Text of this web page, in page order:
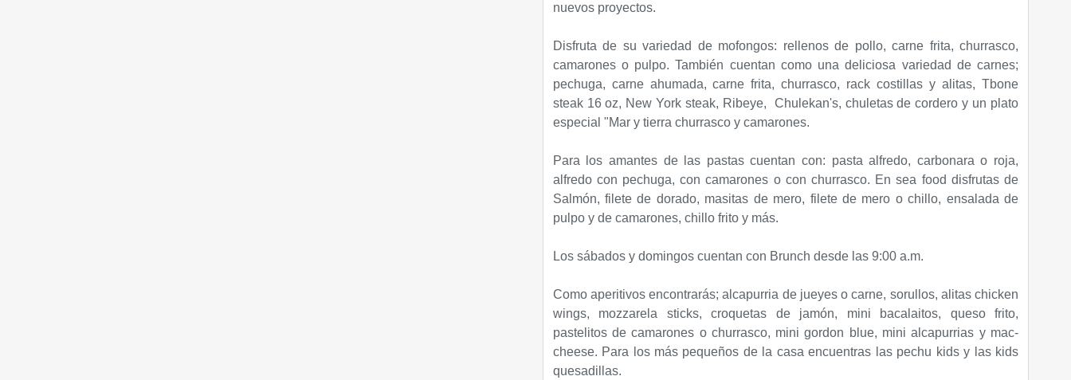
nuevos proyectos.
Disfruta de su variedad de mofongos: rellenos de pollo, carne frita, churrasco,
camarones o pulpo. También cuentan como una deliciosa variedad de carnes;
pechuga, carne ahumada, carne frita, churrasco, rack costillas y alitas, Tbone
steak 16 oz, New York steak, Ribeye, Chulekan's, chuletas de cordero y un plato
especial "Mar y tierra churrasco y camarones.
Para los amantes de las pastas cuentan con: pasta alfredo, carbonara o roja,
alfredo con pechuga, con camarones o con churrasco. En sea food disfrutas de
Salmón, filete de dorado, masitas de mero, filete de mero o chillo, ensalada de
pulpo y de camarones, chillo frito y más.
Los sábados y domingos cuentan con Brunch desde las 9:00 a.m.
Como aperitivos encontrarás; alcapurria de jueyes o carne, sorullos, alitas chicken
wings, mozzarela sticks, croquetas de jamón, mini bacalaitos, queso frito,
pastelitos de camarones o churrasco, mini gordon blue, mini alcapurrias y mac-
cheese. Para los más pequeños de la casa encuentras las pechu kids y las kids
quesadillas.